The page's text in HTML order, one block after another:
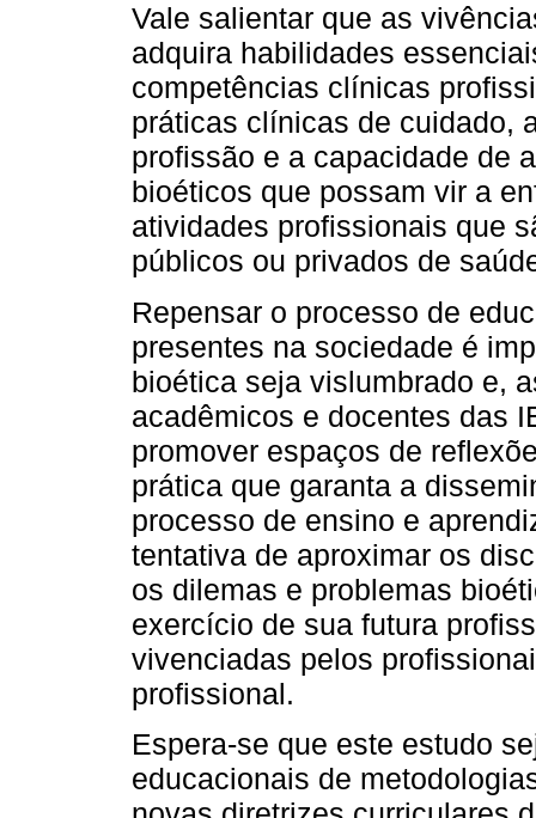
Vale salientar que as
adquira habilidades
competências clínicas
práticas clínicas de cuidado,
profissão e a capacidade de
bioéticos que possam vir a
atividades profissionais que
públicos ou privados de
Repensar o processo de
presentes na sociedade é
bioética seja vislumbrado e,
acadêmicos e docentes das
promover espaços de
prática que garanta a
processo de ensino e
tentativa de aproximar os
os dilemas e problemas
exercício de sua futura
vivenciadas pelos
profissional.
Espera-se que este estudo
educacionais de